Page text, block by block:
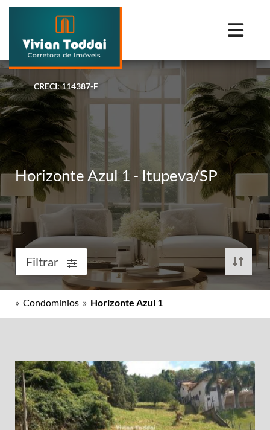
CRECI: 114387-F
Horizonte Azul 1 - Itupeva/SP
Filtrar
» Condomínios » Horizonte Azul 1